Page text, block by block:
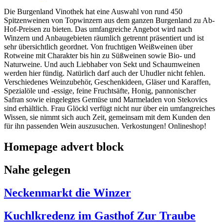
Die Burgenland Vinothek hat eine Auswahl von rund 450
Spitzenweinen von Topwinzern aus dem ganzen Burgenland zu Ab-
Hof-Preisen zu bieten. Das umfangreiche Angebot wird nach
Winzern und Anbaugebieten räumlich getrennt präsentiert und ist
sehr übersichtlich geordnet. Von fruchtigen Weißweinen über
Rotweine mit Charakter bis hin zu Süßweinen sowie Bio- und
Naturweine. Und auch Liebhaber von Sekt und Schaumweinen
werden hier fündig. Natürlich darf auch der Uhudler nicht fehlen.
Verschiedenes Weinzubehör, Geschenkideen, Gläser und Karaffen,
Spezialöle und -essige, feine Fruchtsäfte, Honig, pannonischer
Safran sowie eingelegtes Gemüse und Marmeladen von Stekovics
sind erhältlich. Frau Glöckl verfügt nicht nur über ein umfangreiches
Wissen, sie nimmt sich auch Zeit, gemeinsam mit dem Kunden den
für ihn passenden Wein auszusuchen. Verkostungen! Onlineshop!
Homepage advert block
Nahe gelegen
Neckenmarkt die Winzer
Kuchlkredenz im Gasthof Zur Traube